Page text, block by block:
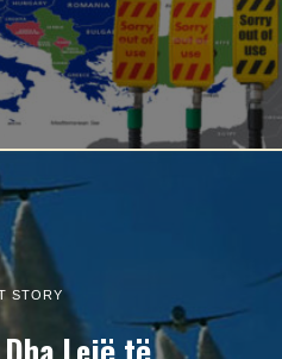
STORY